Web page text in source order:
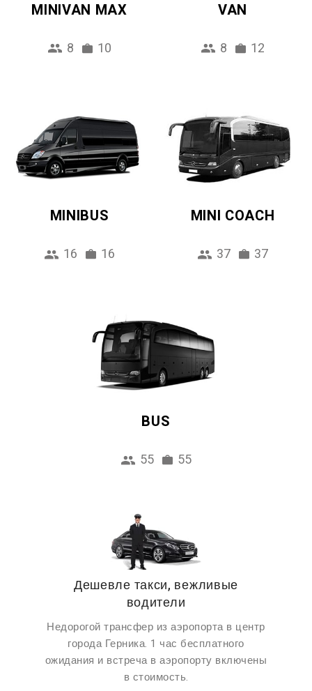
MINIVAN MAX
8 10
VAN
8 12
MINIBUS
16 16
MINI COACH
37 37
BUS
55 55
Дешевле такси, вежливые
водители
Недорогой трансфер из аэропорта в центр
города Герника. 1 час бесплатного
ожидания и встреча в аэропорту включены
в стоимость.